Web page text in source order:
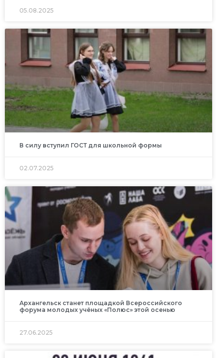
05.08.2025
В силу вступил ГОСТ для школьной формы
02.07.2025
Архангельск станет площадкой Всероссийского
форума молодых учёных «Полюс» этой осенью
27.06.2025